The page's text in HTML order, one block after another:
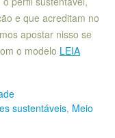
e que acreditam no
apostar nisso se
o modelo LEIA
sustentáveis, Meio